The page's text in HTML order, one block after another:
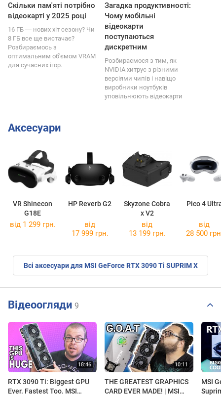
Скільки пам'яті потрібно
відеокарті у 2025 році
16 ГБ ― нових хіт сезону? Чи
8 ГБ все ще вистачає?
Розбираємось з
оптимальним об'ємом VRAM
для сучасних ігор.
Загадка продуктивності:
Чому мобільні
відеокарти
поступаються
дискретним
Розбираємося з тим, як
NVIDIA хитрує з різними
версіями чипів і навіщо
виробники ноутбуків
уповільнюють відеокарти
Аксесуари
VR Shinecon
G18E
HP Reverb G2
Skyzone Cobra
x V2
Pico 4
від 1 299 грн.
від
17 999 грн.
від
13 199 грн.
від
28 500
Всі аксесуари для MSI GeForce RTX 3090 Ti SUPRIM X
Відеоогляди 9
RTX 3090 Ti: Biggest GPU
Ever. Fastest Too. MSI
THE GREATEST GRAPHICS
CARD EVER MADE! | MSI
MSI